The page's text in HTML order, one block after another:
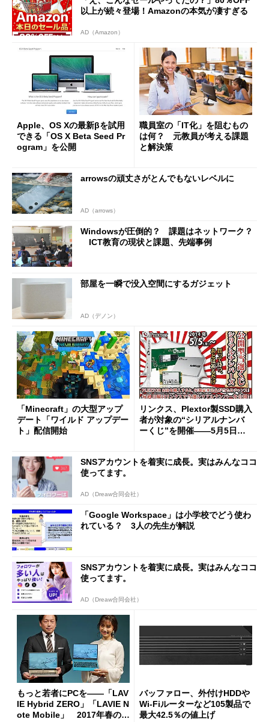
以上が続々登場！Amazonの本気が凄すぎる
AD（Amazon）
Apple、OS Xの最新βを試用
できる「OS X Beta Seed Pr
ogram」を公開
職員室の「IT化」を阻むもの
は何？ 元教員が考える課題
と解決策
arrowsの頑丈さがとんでもないレベルに
AD（arrows）
Windowsが圧倒的？ 課題はネットワーク？
ICT教育の現状と課題、先端事例
部屋を一瞬で没入空間にするガジェット
AD（デノン）
「Minecraft」の大型アップ
デート「ワイルド アップデー
ト」配信開始
リンクス、Plextor製SSD購入
者が対象の“シリアルナンバ
ーくじ”を開催――5月5日か
SNSアカウントを着実に成長。実はみんなココ
使ってます。
AD（Dreaw合同会社）
「Google Workspace」は小学校でどう使わ
れている？ 3人の先生が解説
SNSアカウントを着実に成長。実はみんなココ
使ってます。
AD（Dreaw合同会社）
もっと若者にPCを――「LAV
IE Hybrid ZERO」「LAVIE N
ote Mobile」 2017年春の挑
バッファロー、外付けHDDや
Wi-Fiルーターなど105製品で
最大42.5％の値上げ